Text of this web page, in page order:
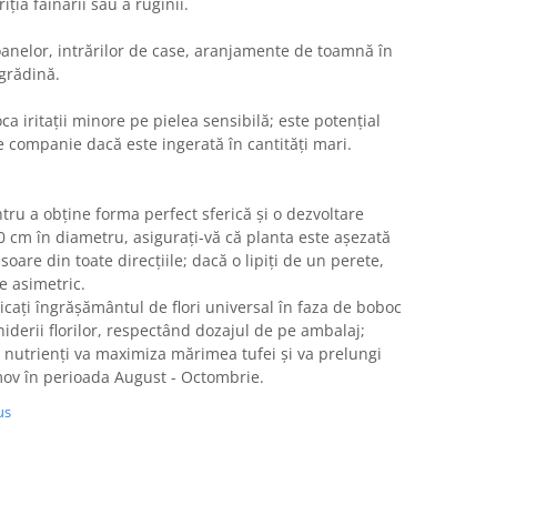
făinării sau a ruginii.
intrărilor de case, aranjamente de toamnă în
iritații minore pe pielea sensibilă; este potențial
dacă este ingerată în cantități mari.
a obține forma perfect sferică și o dezvoltare
cm în diametru, asigurați-vă că planta este așezată
din toate direcțiile; dacă o lipiți de un perete,
asimetric.
îngrășământul de flori universal în faza de boboc
florilor, respectând dozajul de pe ambalaj;
va maximiza mărimea tufei și va prelungi
în perioada August - Octombrie.